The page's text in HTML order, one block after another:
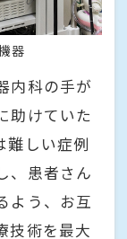
器
内科の手が
助けていた
難しい症例
、患者さん
よう、お互
技術を最大